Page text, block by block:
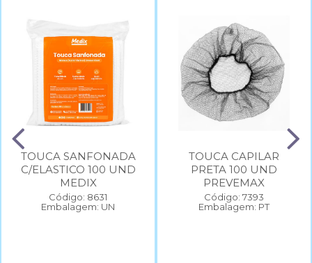
TOUCA SANFONADA
C/ELASTICO 100 UND
MEDIX
Código: 8631
Embalagem: UN
TOUCA CAPILAR
PRETA 100 UND
PREVEMAX
Código: 7393
Embalagem: PT